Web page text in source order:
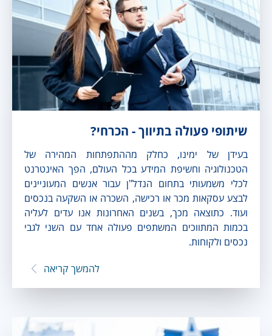
שיתופי פעולה בתיווך - הכרחי?
בעידן של ימינו, כחלק מההתפתחות המהירה של
הטכנולוגיה וחשיפת המידע בכל העולם, הפך האינטרנט
לכלי משמעותי בתחום הנדל"ן עבור אנשים המעוניינים
לבצע עסקאות מכר או רכישה, השכרה או השקעה בנכסים
ועוד. כתוצאה מכך, בשנים האחרונות אנו עדים לעליה
בכמות המתווכים המשתפים פעולה אחד עם השני לגבי
נכסים ולקוחות.
להמשך קריאה